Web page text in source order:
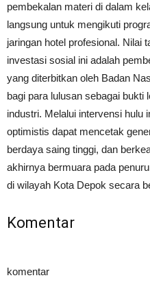
pembekalan materi di dalam
langsung untuk mengikuti
jaringan hotel profesional. Nilai
investasi sosial ini adalah
yang diterbitkan oleh Badan
bagi para lulusan sebagai bukti
industri. Melalui intervensi hulu
optimistis dapat mencetak
berdaya saing tinggi, dan
akhirnya bermuara pada
di wilayah Kota Depok secara
Komentar
komentar